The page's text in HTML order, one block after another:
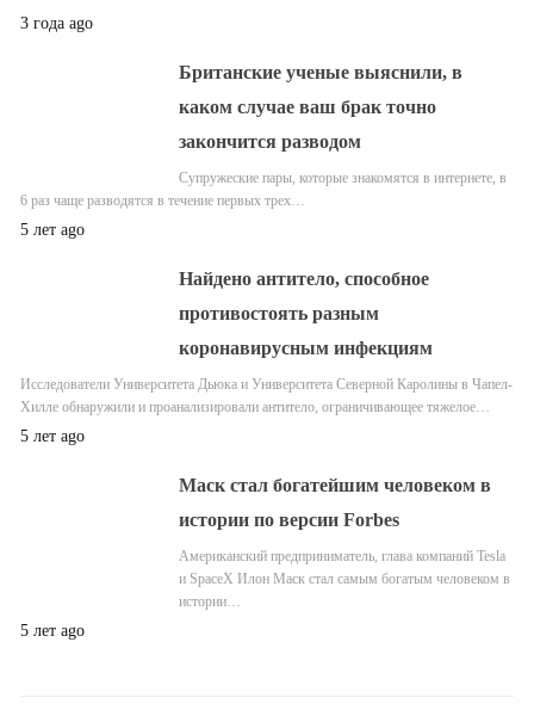
3 года ago
Британские ученые выяснили, в
каком случае ваш брак точно
закончится разводом
Супружеские пары, которые знакомятся в интернете, в
6 раз чаще разводятся в течение первых трех…
5 лет ago
Найдено антитело, способное
противостоять разным
коронавирусным инфекциям
Исследователи Университета Дьюка и Университета Северной Каролины в Чапел-
Хилле обнаружили и проанализировали антитело, ограничивающее тяжелое…
5 лет ago
Маск стал богатейшим человеком в
истории по версии Forbes
Американский предприниматель, глава компаний Tesla
и SpaceX Илон Маск стал самым богатым человеком в
истории…
5 лет ago